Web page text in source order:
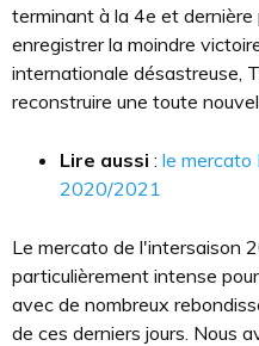
terminant à la 4e et dernière
enregistrer la moindre
internationale désastreuse,
reconstruire une toute
Lire aussi : le mercato
2020/2021
Le mercato de l'intersaison
particulièrement intense
avec de nombreux
de ces derniers jours. Nous